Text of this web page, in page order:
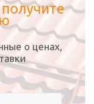
о ценах,